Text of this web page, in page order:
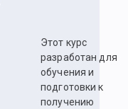
Этот курс
разработан для
обучения и
подготовки к
получению